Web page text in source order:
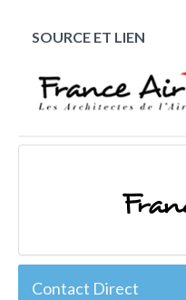
SOURCE ET LIEN
Contact Direct